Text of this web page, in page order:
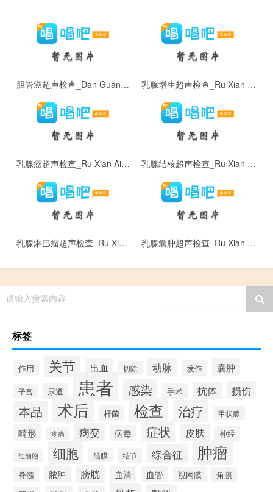
胆管癌超声检查_Dan Guan Ai Chao Sheng Jian Cha 乳腺增生超声检查_Ru Xian Zeng Sheng Chao Sheng Jian Cha
乳腺癌超声检查_Ru Xian Ai Chao Sheng Jian Cha 乳腺结核超声检查_Ru Xian Jie He Chao Sheng Jian Cha
乳腺淋巴瘤超声检查_Ru Xian Lin Ba Liu Chao Sheng Jian Cha 乳腺囊肿超声检查_Ru Xian Nang Zhong Chao Sheng Jian Cha
请输入搜索内容
标签
作用 关节 出血 切除 动脉 发作 囊肿
子宫 尿道 患者 感染 手术 抗体 损伤
本品 术后 杆菌 检查 治疗 甲状腺
畸形 疼痛 病变 病毒 症状 皮肤 神经
红细胞 细胞 结膜 结节 综合征 肿瘤
脊髓 脓肿 膀胱 血清 血管 视网膜 角膜